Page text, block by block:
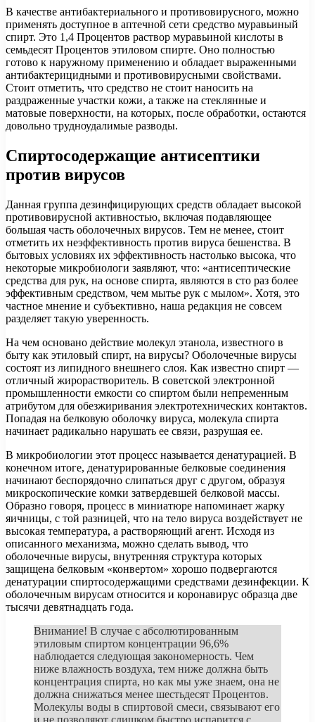
В качестве антибактериального и противовирусного, можно
применять доступное в аптечной сети средство муравьиный
спирт. Это 1,4 Процентов раствор муравьиной кислоты в
семьдесят Процентов этиловом спирте. Оно полностью
готово к наружному применению и обладает выраженными
антибактерицидными и противовирусными свойствами.
Стоит отметить, что средство не стоит наносить на
раздраженные участки кожи, а также на стеклянные и
матовые поверхности, на которых, после обработки, остаются
довольно трудноудалимые разводы.
Спиртосодержащие антисептики
против вирусов
Данная группа дезинфицирующих средств обладает высокой
противовирусной активностью, включая подавляющее
большая часть оболочечных вирусов. Тем не менее, стоит
отметить их неэффективность против вируса бешенства. В
бытовых условиях их эффективность настолько высока, что
некоторые микробиологи заявляют, что: «антисептические
средства для рук, на основе спирта, являются в сто раз более
эффективным средством, чем мытье рук с мылом». Хотя, это
частное мнение и субъективно, наша редакция не совсем
разделяет такую уверенность.
На чем основано действие молекул этанола, известного в
быту как этиловый спирт, на вирусы? Оболочечные вирусы
состоят из липидного внешнего слоя. Как известно спирт —
отличный жирорастворитель. В советской электронной
промышленности емкости со спиртом были непременным
атрибутом для обезжиривания электротехнических контактов.
Попадая на белковую оболочку вируса, молекула спирта
начинает радикально нарушать ее связи, разрушая ее.
В микробиологии этот процесс называется денатурацией. В
конечном итоге, денатурированные белковые соединения
начинают беспорядочно слипаться друг с другом, образуя
микроскопические комки затвердевшей белковой массы.
Образно говоря, процесс в миниатюре напоминает жарку
яичницы, с той разницей, что на тело вируса воздействует не
высокая температура, а растворяющий агент. Исходя из
описанного механизма, можно сделать вывод, что
оболочечные вирусы, внутренняя структура которых
защищена белковым «конвертом» хорошо подвергаются
денатурации спиртосодержащими средствами дезинфекции. К
оболочечным вирусам относится и коронавирус образца две
тысячи девятнадцать года.
Внимание! В случае с абсолютированным
этиловым спиртом концентрации 96,6%
наблюдается следующая закономерность. Чем
ниже влажность воздуха, тем ниже должна быть
концентрация спирта, но как мы уже знаем, она не
должна снижаться менее шестьдесят Процентов.
Молекулы воды в спиртовой смеси, связывают его
и не позволяют слишком быстро испарится с